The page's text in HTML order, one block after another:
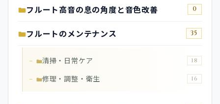
フルート高音の息の角度と音色改善 0
フルートのメンテナンス 35
清掃・日常ケア 18
修理・調整・衛生 16